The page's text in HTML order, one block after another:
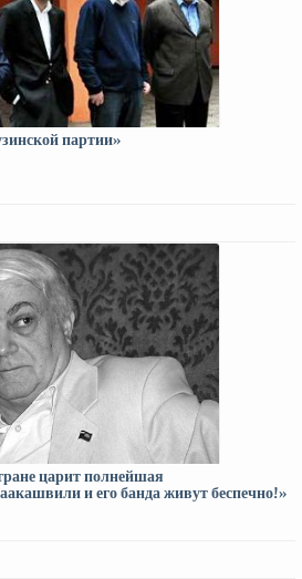
партии»
царит полнейшая
и его банда живут беспечно!»